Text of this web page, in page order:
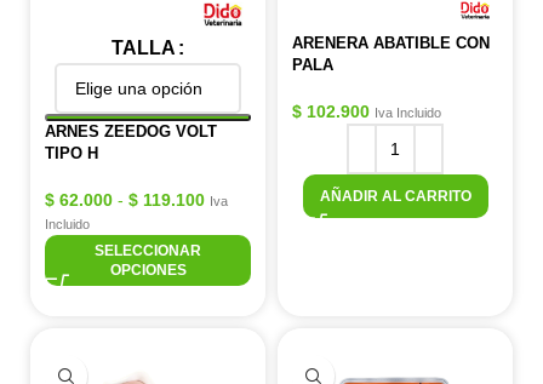
TALLA
ARNES ZEEDOG VOLT
TIPO H
$ 62.000 - $ 119.100 Iva
Incluido
SELECCIONAR
OPCIONES
ARENERA ABATIBLE CON
PALA
$ 102.900 Iva Incluido
AÑADIR AL CARRITO